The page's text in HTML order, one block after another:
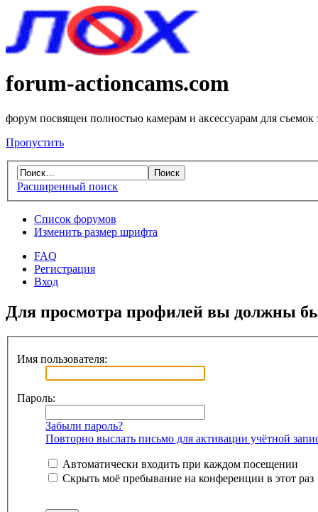
forum-actioncams.com
форум посвящен полностью камерам и аксессуарам для съемок
Пропустить
Расширенный поиск
Список форумов
Изменить размер шрифта
FAQ
Регистрация
Вход
Для просмотра профилей вы должны
Имя пользователя:
Пароль:
Забыли пароль?
Повторно выслать письмо для активации учётной
Автоматически входить при каждом посещении
Скрыть моё пребывание на конференции в этот раз